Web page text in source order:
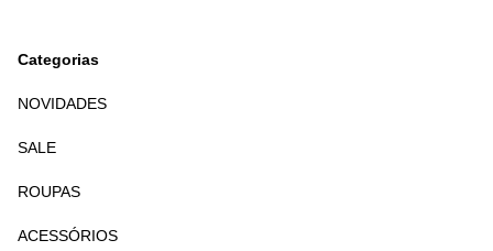
Categorias
NOVIDADES
SALE
ROUPAS
ACESSÓRIOS